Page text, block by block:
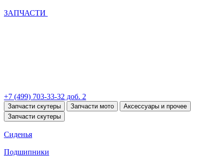
ЗАПЧАСТИ
+7 (499) 703-33-32 доб. 2
Запчасти скутеры Запчасти мото
Аксессуары и прочее
Запчасти скутеры
Сиденья
Подшипники